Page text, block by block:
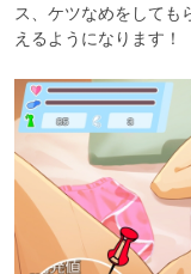
ス、ケツなめをしても
えるようになります！